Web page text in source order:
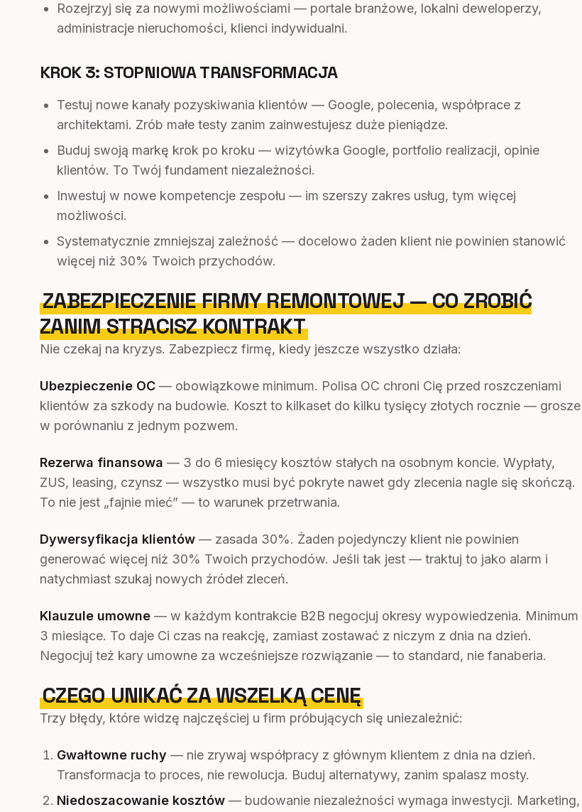
Rozejrzyj się za nowymi możliwościami — portale branżowe, lokalni deweloperzy,
administracje nieruchomości, klienci indywidualni.
KROK 3: STOPNIOWA TRANSFORMACJA
Testuj nowe kanały pozyskiwania klientów — Google, polecenia, współprace z
architektami. Zrób małe testy zanim zainwestujesz duże pieniądze.
Buduj swoją markę krok po kroku — wizytówka Google, portfolio realizacji, opinie
klientów. To Twój fundament niezależności.
Inwestuj w nowe kompetencje zespołu — im szerszy zakres usług, tym więcej
możliwości.
Systematycznie zmniejszaj zależność — docelowo żaden klient nie powinien stanowić
więcej niż 30% Twoich przychodów.
ZABEZPIECZENIE FIRMY REMONTOWEJ — CO ZROBIĆ
ZANIM STRACISZ KONTRAKT
Nie czekaj na kryzys. Zabezpiecz firmę, kiedy jeszcze wszystko działa:
Ubezpieczenie OC — obowiązkowe minimum. Polisa OC chroni Cię przed roszczeniami
klientów za szkody na budowie. Koszt to kilkaset do kilku tysięcy złotych rocznie — grosze
w porównaniu z jednym pozwem.
Rezerwa finansowa — 3 do 6 miesięcy kosztów stałych na osobnym koncie. Wypłaty,
ZUS, leasing, czynsz — wszystko musi być pokryte nawet gdy zlecenia nagle się skończą.
To nie jest „fajnie mieć” — to warunek przetrwania.
Dywersyfikacja klientów — zasada 30%. Żaden pojedynczy klient nie powinien
generować więcej niż 30% Twoich przychodów. Jeśli tak jest — traktuj to jako alarm i
natychmiast szukaj nowych źródeł zleceń.
Klauzule umowne — w każdym kontrakcie B2B negocjuj okresy wypowiedzenia. Minimum
3 miesiące. To daje Ci czas na reakcję, zamiast zostawać z niczym z dnia na dzień.
Negocjuj też kary umowne za wcześniejsze rozwiązanie — to standard, nie fanaberia.
CZEGO UNIKAĆ ZA WSZELKĄ CENĘ
Trzy błędy, które widzę najczęściej u firm próbujących się uniezależnić:
Gwałtowne ruchy — nie zrywaj współpracy z głównym klientem z dnia na dzień.
Transformacja to proces, nie rewolucja. Buduj alternatywy, zanim spalasz mosty.
Niedoszacowanie kosztów — budowanie niezależności wymaga inwestycji. Marketing,